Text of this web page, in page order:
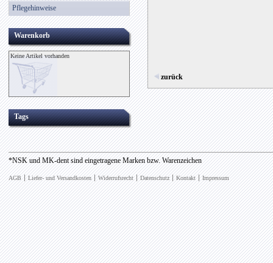
Pflegehinweise
Warenkorb
Keine Artikel vorhanden
Tags
zurück
*NSK und MK-dent sind eingetragene Marken bzw. Warenzeichen
AGB Liefer- und Versandkosten Widerrufsrecht Datenschutz Kontakt Impressum